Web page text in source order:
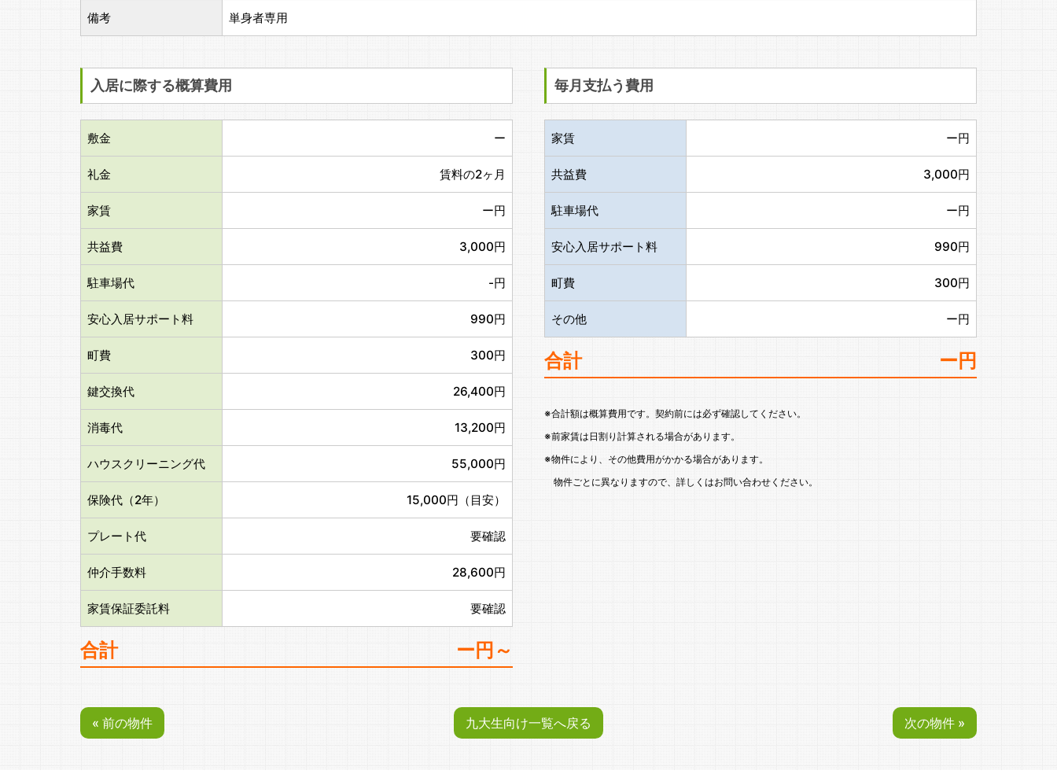
備考 単身者専用
入居に際する概算費用
敷金 ー
礼金 賃料の2ヶ月
家賃 ー円
共益費 3,000円
駐車場代 -円
安心入居サポート料 990円
町費 300円
鍵交換代 26,400円
消毒代 13,200円
ハウスクリーニング代 55,000円
保険代（2年） 15,000円（目安）
プレート代 要確認
仲介手数料 28,600円
家賃保証委託料 要確認
合計 ー円～
毎月支払う費用
家賃 ー円
共益費 3,000円
駐車場代 ー円
安心入居サポート料 990円
町費 300円
その他 ー円
合計 ー円
※合計額は概算費用です。契約前には必ず確認してください。
※前家賃は日割り計算される場合があります。
※物件により、その他費用がかかる場合があります。
物件ごとに異なりますので、詳しくはお問い合わせください。
« 前の物件 次の物件 »
九大生向け一覧へ戻る